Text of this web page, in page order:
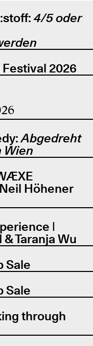
4/5 oder
Festival 2026
Abgedreht
Wien
Höhener
|
Taranja Wu
Sale
Sale
through